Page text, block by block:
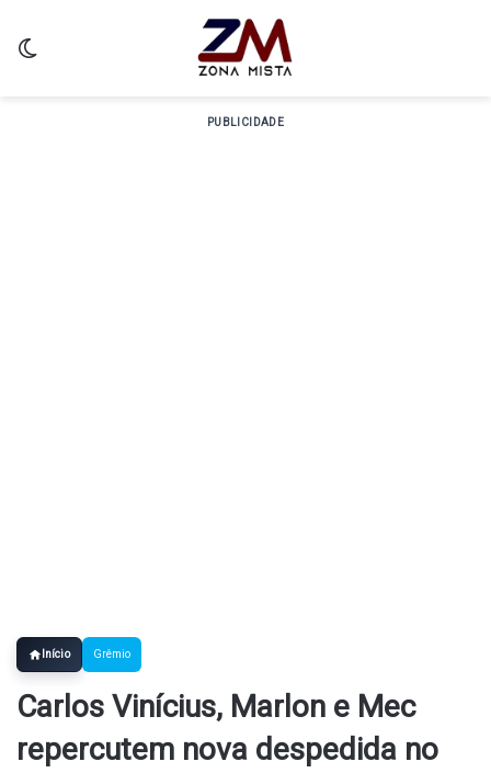
PUBLICIDADE
Início Grêmio
Carlos Vinícius, Marlon e Mec
repercutem nova despedida no